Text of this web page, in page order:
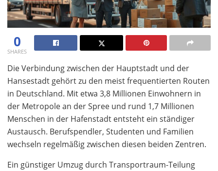
0
SHARES
Die Verbindung zwischen der Hauptstadt und der
Hansestadt gehört zu den meist frequentierten Routen
in Deutschland. Mit etwa 3,8 Millionen Einwohnern in
der Metropole an der Spree und rund 1,7 Millionen
Menschen in der Hafenstadt entsteht ein ständiger
Austausch. Berufspendler, Studenten und Familien
wechseln regelmäßig zwischen diesen beiden Zentren.
Ein günstiger Umzug durch Transportraum-Teilung